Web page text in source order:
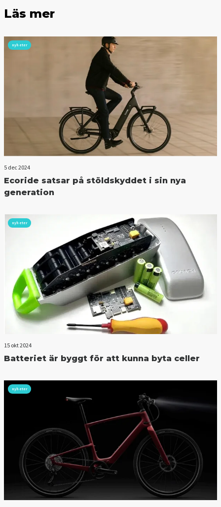
Läs mer
nyheter
5 dec 2024
Ecoride satsar på stöldskyddet i sin nya
generation
nyheter
15 okt 2024
Batteriet är byggt för att kunna byta celler
nyheter